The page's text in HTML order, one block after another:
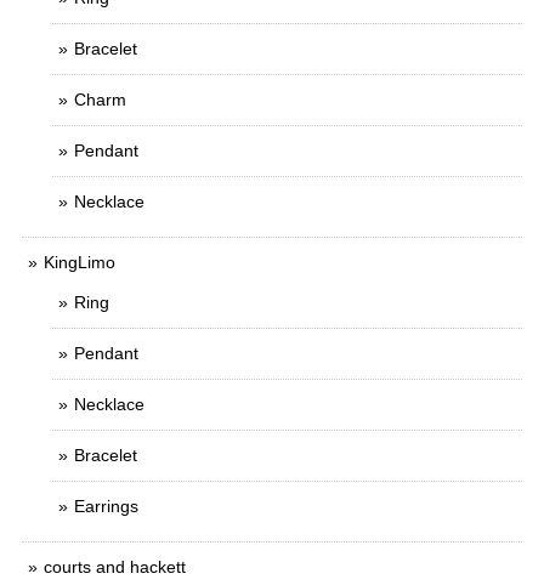
Bracelet
Charm
Pendant
Necklace
KingLimo
Ring
Pendant
Necklace
Bracelet
Earrings
courts and hackett